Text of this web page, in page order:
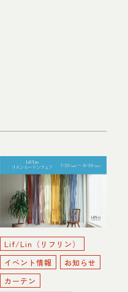
Lif/Lin（リフリン）
イベント情報
お知らせ
カーテン